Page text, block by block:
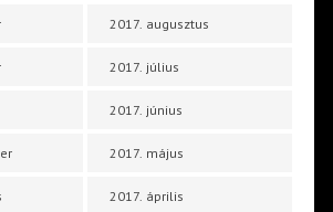
2017. augusztus
2017. július
2017. június
2017. május
2017. április